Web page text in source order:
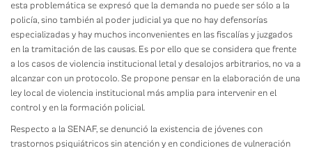
esta problemática se expresó que la demanda no puede ser sólo a la
policía, sino también al poder judicial ya que no hay defensorías
especializadas y hay muchos inconvenientes en las fiscalías y juzgados
en la tramitación de las causas. Es por ello que se considera que frente
a los casos de violencia institucional letal y desalojos arbitrarios, no va a
alcanzar con un protocolo. Se propone pensar en la elaboración de una
ley local de violencia institucional más amplia para intervenir en el
control y en la formación policial.
Respecto a la SENAF, se denunció la existencia de jóvenes con
trastornos psiquiátricos sin atención y en condiciones de vulneración